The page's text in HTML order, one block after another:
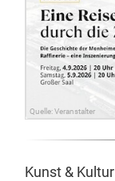
Quelle: Veranstalter
Kunst & Kultur